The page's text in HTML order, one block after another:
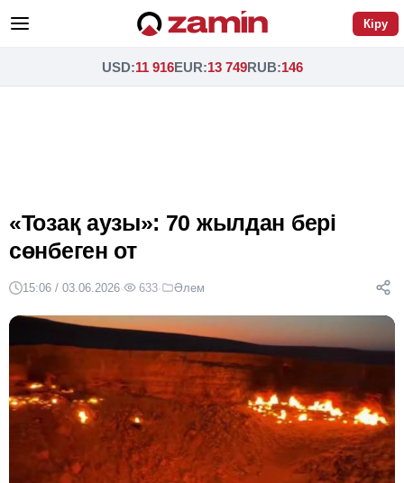
Кіру
USD:11 916EUR:13 749RUB:146
«Тозақ аузы»: 70 жылдан бері
сөнбеген от
15:06 / 03.06.2026· 633· Әлем